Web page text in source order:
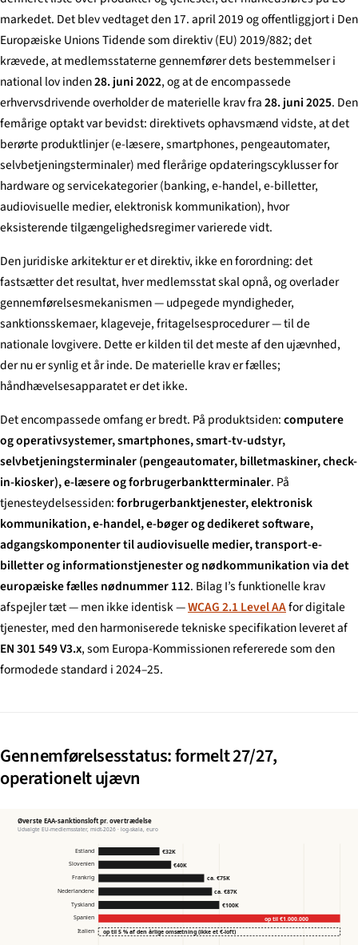
markedet. Det blev vedtaget den 17. april 2019 og offentliggjort i Den
Europæiske Unions Tidende som direktiv (EU) 2019/882; det
krævede, at medlemsstaterne gennemfører dets bestemmelser i
national lov inden28. juni 2022, og at de encompassede
erhvervsdrivende overholder de materielle krav fra28. juni 2025. Den
femårige optakt var bevidst: direktivets ophavsmænd vidste, at det
berørte produktlinjer (e-læsere, smartphones, pengeautomater,
selvbetjeningsterminaler) med flerårige opdateringscyklusser for
hardware og servicekategorier (banking, e-handel, e-billetter,
audiovisuelle medier, elektronisk kommunikation), hvor
eksisterende tilgængelighedsregimer varierede vidt.
Den juridiske arkitektur er et direktiv, ikke en forordning: det
fastsætter det resultat, hver medlemsstat skal opnå, og overlader
gennemførelsesmekanismen — udpegede myndigheder,
sanktionsskemaer, klageveje, fritagelsesprocedurer — til de
nationale lovgivere. Dette er kilden til det meste af den ujævnhed,
der nu er synlig et år inde. De materielle krav er fælles;
håndhævelsesapparatet er det ikke.
Det encompassede omfang er bredt. På produktsiden:computere
og operativsystemer, smartphones, smart-tv-udstyr,
selvbetjeningsterminaler (pengeautomater, billetmaskiner, check-
in-kiosker), e-læsere og forbrugerbanktterminaler. På
tjenesteydelsessiden:forbrugerbanktjenester, elektronisk
kommunikation, e-handel, e-bøger og dedikeret software,
adgangskomponenter til audiovisuelle medier, transport-e-
billetter og informationstjenester og nødkommunikation via det
europæiske fælles nødnummer 112. Bilag I’s funktionelle krav
afspejler tæt — men ikke identisk —WCAG 2.1 Level AAfor digitale
tjenester, med den harmoniserede tekniske specifikation leveret af
EN 301 549 V3.x, som Europa-Kommissionen refererede som den
formodede standard i 2024–25.
Gennemførelsesstatus: formelt 27/27,
operationelt ujævn
Øverste EAA-sanktionsloft pr. overtrædelse
Udvalgte EU-medlemsstater, midt-2026 · log-skala, euro
Estland
€32K
Slovenien
€40K
Frankrig
ca. €75K
Nederlandene
ca. €87K
Tyskland
€100K
Spanien
op til €1.000.000
Italien
op til 5 % af den årlige omsætning (ikke et €-loft)